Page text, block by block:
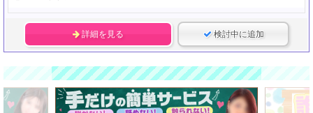
詳細を見る 検討中に追加